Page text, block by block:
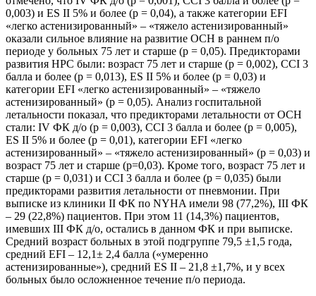
0,003) и ES II 5% и более (р = 0,04), а также категории EFI
«легко астенизированный» – «тяжело астенизированный»
оказали сильное влияние на развитие ОСН в раннем п/о
периоде у больных 75 лет и старше (р = 0,05). Предикторами
развития НРС были: возраст 75 лет и старше (р = 0,002), CCI 3
балла и более (р = 0,013), ES II 5% и более (р = 0,03) и
категории EFI «легко астенизированный» – «тяжело
астенизированный» (р = 0,05). Анализ госпитальной
летальности показал, что предикторами летальности от ОСН
стали: IV ФК д/о (р = 0,003), CCI 3 балла и более (р = 0,005),
ES II 5% и более (р = 0,01), категории EFI «легко
астенизированный» – «тяжело астенизированный» (р = 0,03) и
возраст 75 лет и старше (р=0,03). Кроме того, возраст 75 лет и
старше (р = 0,031) и CCI 3 балла и более (р = 0,035) были
предикторами развития летальности от пневмонии. При
выписке из клиники II ФК по NYHA имели 98 (77,2%), III ФК
– 29 (22,8%) пациентов. При этом 11 (14,3%) пациентов,
имевших III ФК д/о, остались в данном ФК и при выписке.
Средний возраст больных в этой подгруппе 79,5 ±1,5 года,
средний EFI – 12,1± 2,4 балла («умеренно
астенизированные»), средний ES II – 21,8 ±1,7%, и у всех
больных было осложненное течение п/о периода.